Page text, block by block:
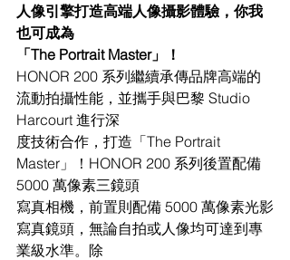
人像引擎打造高端人像攝影體驗，你我
也可成為
「The Portrait Master」！
HONOR 200 系列繼續承傳品牌高端的
流動拍攝性能，並攜手與巴黎 Studio
Harcourt 進行深
度技術合作，打造「The Portrait
Master」！HONOR 200 系列後置配備
5000 萬像素三鏡頭
寫真相機，前置則配備 5000 萬像素光影
寫真鏡頭，無論自拍或人像均可達到專
業級水準。除